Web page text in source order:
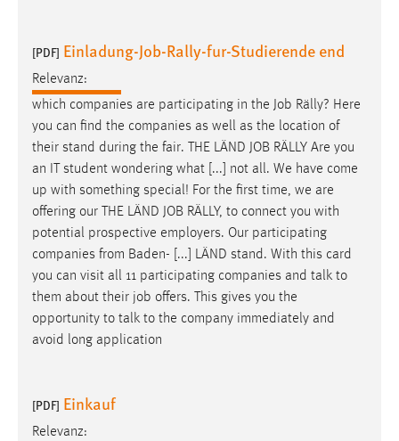
[PDF] Einladung-Job-Rally-fur-Studierende end
Relevanz:
which companies are participating in the Job Rälly? Here
you can find the companies as well as the location of
their stand during the fair. THE LÄND JOB RÄLLY Are you
an IT student wondering what [...] not all. We have come
up with something special! For the first time, we are
offering our THE LÄND JOB RÄLLY, to connect you with
potential prospective employers. Our participating
companies from Baden- [...] LÄND stand. With this card
you can visit all 11 participating companies and talk to
them about their job offers. This gives you the
opportunity to talk to the company immediately and
avoid long application
[PDF] Einkauf
Relevanz: